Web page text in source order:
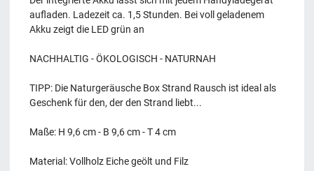
aufladen. Ladezeit ca. 1,5 Stunden. Bei voll geladenem
Akku zeigt die LED grün an
NACHHALTIG - ÖKOLOGISCH - NATURNAH
TIPP: Die Naturgeräusche Box Strand Rausch ist ideal als
Geschenk für den, der den Strand liebt...
Maße: H 9,6 cm - B 9,6 cm - T 4 cm
Material: Vollholz Eiche geölt und Filz